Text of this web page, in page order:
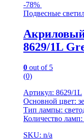
-78%
Подвесные
8629/1L
0 out of 5
(0)
Артикул: 8629/1L
Основной цвет:
Тип лампы:
Количество ламп:
SKU: n/a